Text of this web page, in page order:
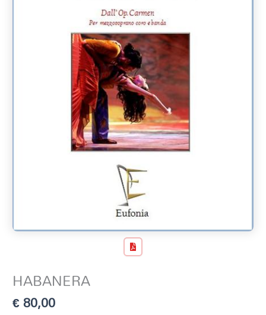
HABANERA
€80,00